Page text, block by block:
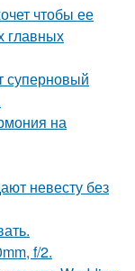
чтобы ее
главных
суперновый
на
невесту без
f/2.